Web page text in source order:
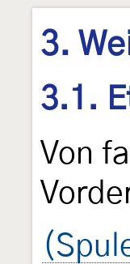
3.
3.1.
Von